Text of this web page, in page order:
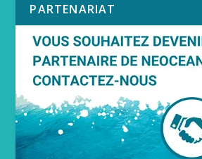
PARTENARIAT